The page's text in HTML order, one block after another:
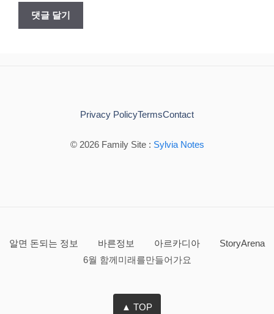
© 2026 Family Site : Sylvia Notes
Privacy PolicyTermsContact
알면 돈되는 정보 바른정보 아르카디아
StoryArena
6월 함께미래를만들어가요
▲ TOP